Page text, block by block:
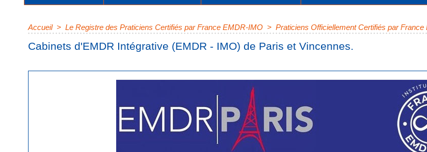
Accueil > Le Registre des Praticiens Certifiés par France EMDR-IMO > Praticiens Officiellement Certifiés par
Cabinets d'EMDR Intégrative (EMDR - IMO) de Paris et Vincennes.